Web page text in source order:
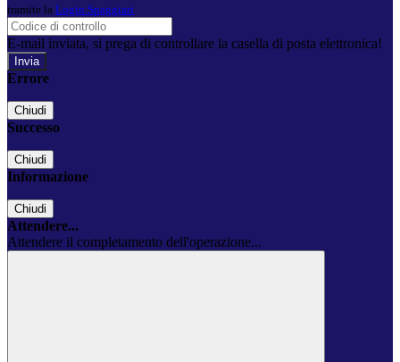
tramite la Login Spaggiari
E-mail inviata, si prega di controllare la casella di posta elettronica!
Errore
Chiudi
Successo
Chiudi
Informazione
Chiudi
Attendere...
Attendere il completamento dell'operazione...